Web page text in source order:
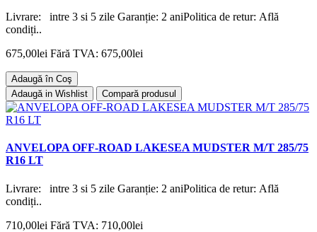
Livrare: intre 3 si 5 zile Garanție: 2 aniPolitica de retur: Află
condiți..
675,00lei Fără TVA: 675,00lei
Adaugă în Coş
Adaugă in Wishlist
Compară produsul
ANVELOPA OFF-ROAD LAKESEA MUDSTER M/T 285/75
R16 LT
Livrare: intre 3 si 5 zile Garanție: 2 aniPolitica de retur: Află
condiți..
710,00lei Fără TVA: 710,00lei